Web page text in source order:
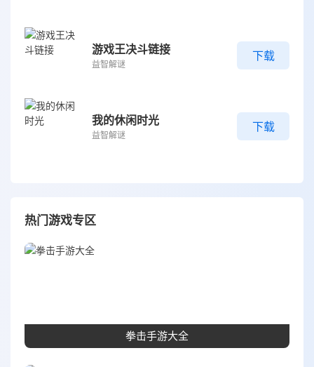
游戏王决斗链接
益智解谜
下载
我的休闲时光
益智解谜
下载
热门游戏专区
拳击手游大全